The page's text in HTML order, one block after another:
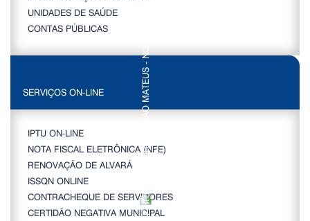
UNIDADES DE SAÚDE
CONTAS PÚBLICAS
SERVIÇOS ON-LINE
IPTU ON-LINE
NOTA FISCAL ELETRÔNICA (NFE)
RENOVAÇÃO DE ALVARÁ
ISSQN ONLINE
CONTRACHEQUE DE SERVIDORES
CERTIDÃO NEGATIVA MUNICIPAL